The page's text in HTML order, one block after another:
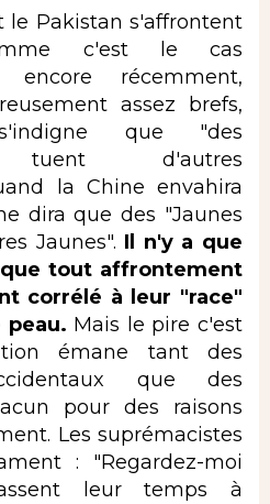
le Pakistan s'affrontent
c'est le cas
encore récemment,
assez brefs,
que "des
tuent d'autres
la Chine envahira
dira que des "Jaunes
Jaunes". Il n'y a que
tout affrontement
corrélé à leur "race"
peau. Mais le pire c'est
émane tant des
que des
pour des raisons
Les suprémacistes
: "Regardez-moi
leur temps à